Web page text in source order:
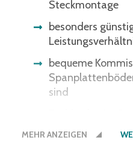
Steckmontage
besonders
bequeme
sind
höhenverstellbar
MEHR ANZEIGEN